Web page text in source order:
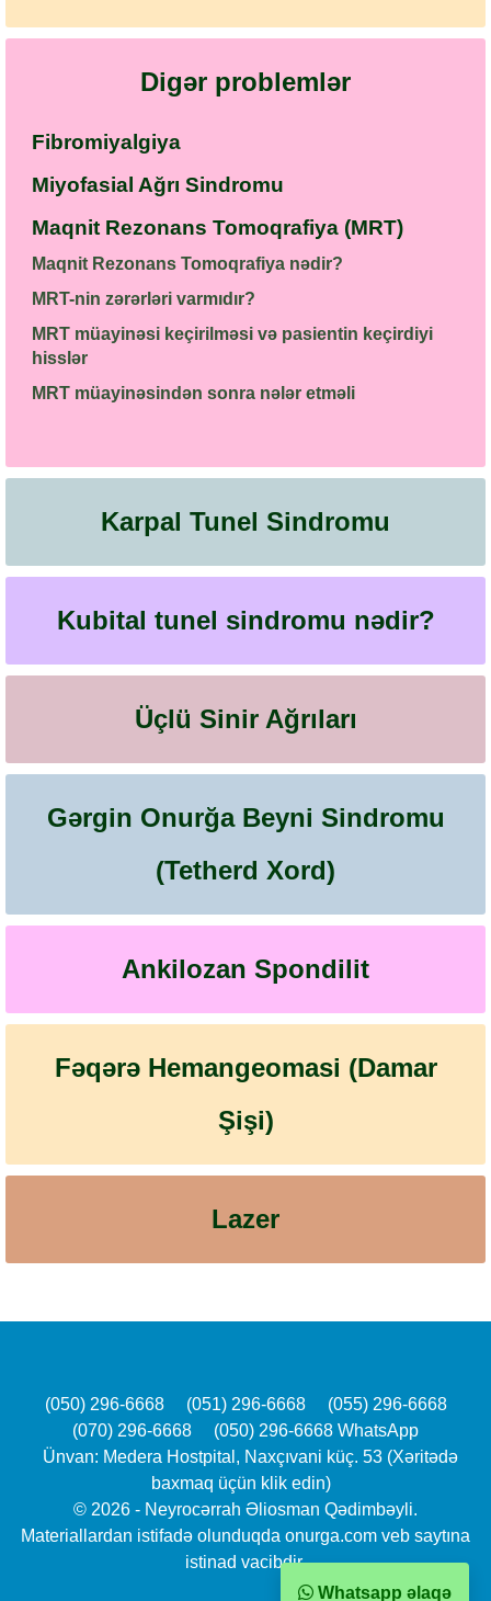
Digər problemlər
Fibromiyalgiya
Miyofasial Ağrı Sindromu
Maqnit Rezonans Tomoqrafiya (MRT)
Maqnit Rezonans Tomoqrafiya nədir?
MRT-nin zərərləri varmıdır?
MRT müayinəsi keçirilməsi və pasientin keçirdiyi
hisslər
MRT müayinəsindən sonra nələr etməli
Karpal Tunel Sindromu
Kubital tunel sindromu nədir?
Üçlü Sinir Ağrıları
Gərgin Onurğa Beyni Sindromu
(Tetherd Xord)
Ankilozan Spondilit
Fəqərə Hemangeomasi (Damar
Şişi)
Lazer
(050) 296-6668 (051) 296-6668
(055) 296-6668
(070) 296-6668
(050) 296-6668 WhatsApp
Ünvan: Medera Hostpital, Naxçıvani küç. 53 (Xəritədə
baxmaq üçün klik edin)
© 2026 - Neyrocərrah Əliosman Qədimbəyli.
Materiallardan istifadə olunduqda onurga.com veb saytına
istinad vacibdir.
Whatsapp əlaqə